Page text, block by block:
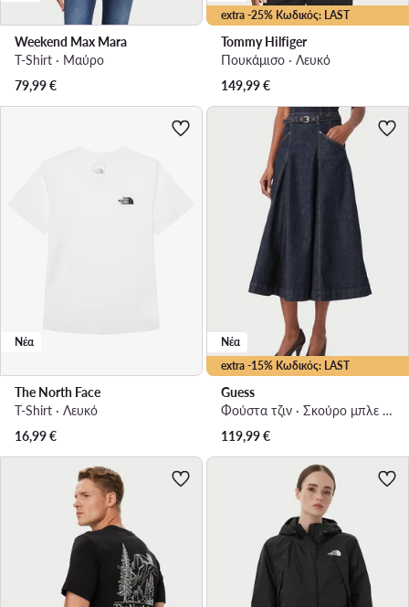
Weekend Max Mara
T-Shirt · Μαύρο
79,99€
extra -25% Κωδικός: LAST
Tommy Hilfiger
Πουκάμισο · Λευκό
149,99€
Νέα
The North Face
T-Shirt · Λευκό
16,99€
extra -15% Κωδικός: LAST
Νέα
Guess
Φούστα τζιν · Σκούρο μπλε · Midi
119,99€